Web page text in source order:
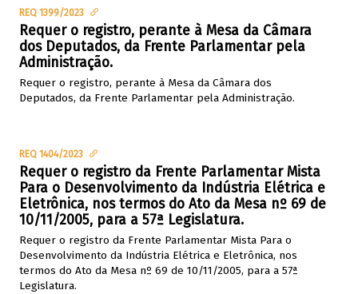
REQ 1399/2023
Requer o registro, perante à Mesa da Câmara
dos Deputados, da Frente Parlamentar pela
Administração.
Requer o registro, perante à Mesa da Câmara dos
Deputados, da Frente Parlamentar pela Administração.
REQ 1404/2023
Requer o registro da Frente Parlamentar Mista
Para o Desenvolvimento da Indústria Elétrica e
Eletrônica, nos termos do Ato da Mesa nº 69 de
10/11/2005, para a 57ª Legislatura.
Requer o registro da Frente Parlamentar Mista Para o
Desenvolvimento da Indústria Elétrica e Eletrônica, nos
termos do Ato da Mesa nº 69 de 10/11/2005, para a 57ª
Legislatura.